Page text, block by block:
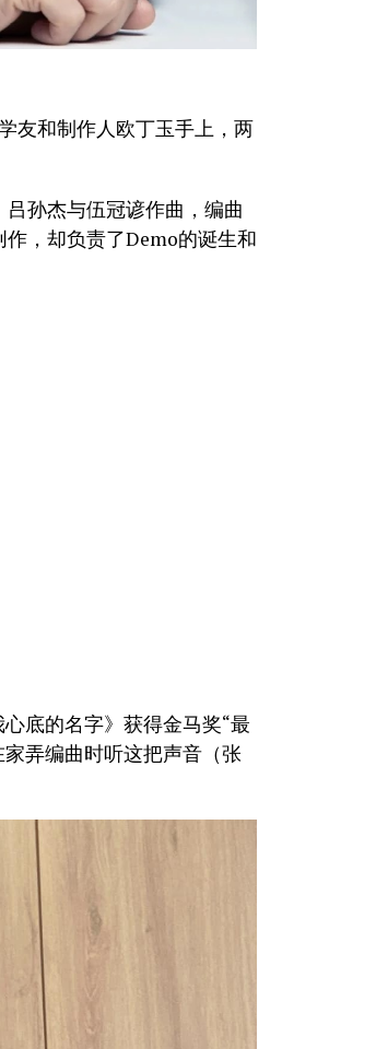
友和制作人欧丁玉手上，两
孙杰与伍冠谚作曲，编曲
，却负责了Demo的诞生和
底的名字》获得金马奖“最
弄编曲时听这把声音（张